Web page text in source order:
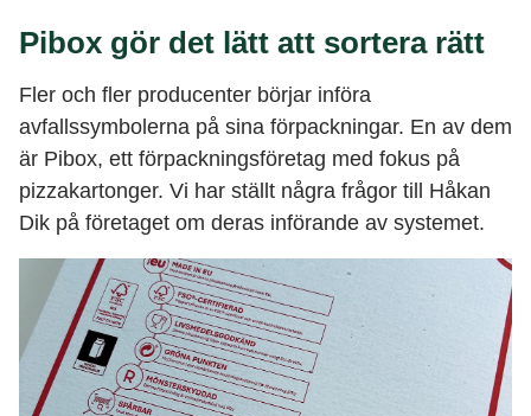
Pibox gör det lätt att sortera rätt
Fler och fler producenter börjar införa
avfallssymbolerna på sina förpackningar. En av dem
är Pibox, ett förpackningsföretag med fokus på
pizzakartonger. Vi har ställt några frågor till Håkan
Dik på företaget om deras införande av systemet.